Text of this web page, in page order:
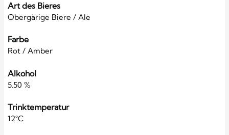
Art des Bieres
Obergärige Biere / Ale
Farbe
Rot / Amber
Alkohol
5.50 %
Trinktemperatur
12°C